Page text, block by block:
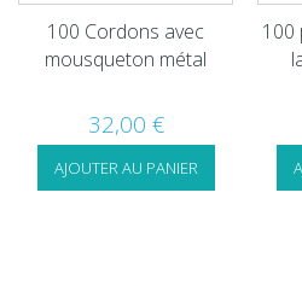
100 Cordons avec
mousqueton métal
32,00 €
AJOUTER AU PANIER
100